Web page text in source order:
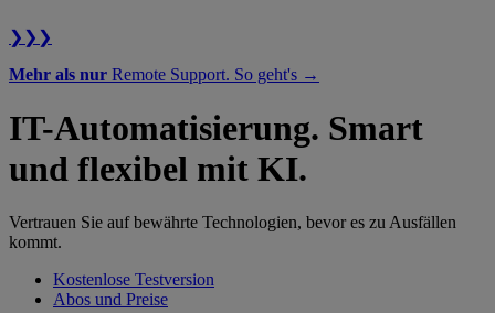
❯❯❯
Mehr als nur Remote Support. So geht's →
IT-Automatisierung. Smart
und flexibel mit KI.
Vertrauen Sie auf bewährte Technologien, bevor es zu Ausfällen
kommt.
Kostenlose Testversion
Abos und Preise